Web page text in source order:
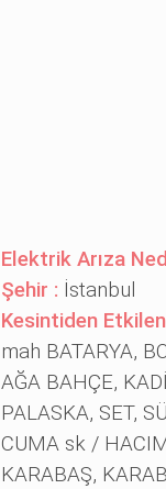
Elektrik Arıza
Şehir : İstanbul
Kesintiden
mah BATARYA,
AĞA BAHÇE,
PALASKA, SET,
CUMA sk /
KARABAŞ,